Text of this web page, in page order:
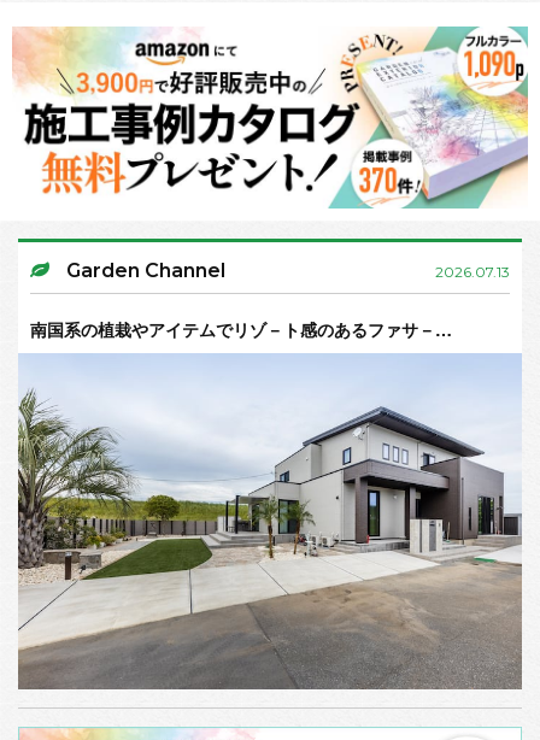
Garden Channel 2026.07.13
南国系の植栽やアイテムでリゾ－ト感のあるファサ－…